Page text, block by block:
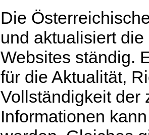
Die
und aktualisiert
Websites ständig.
für die Aktualität,
Vollständigkeit der
Informationen